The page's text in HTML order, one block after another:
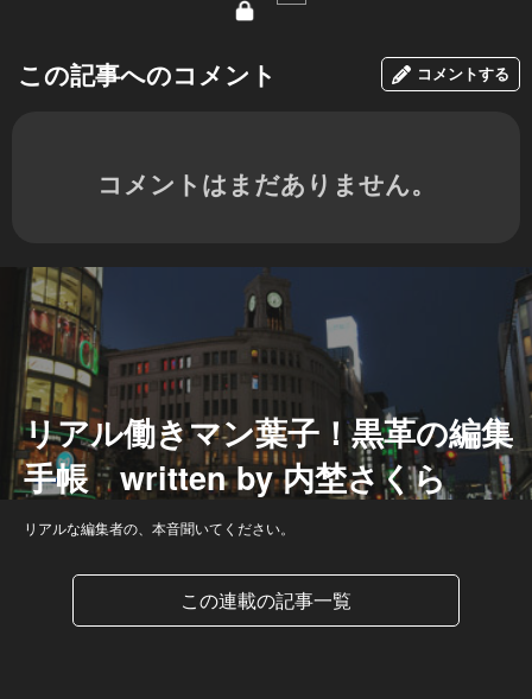
この記事へのコメント コメントする
コメントはまだありません。
リアル働きマン葉子！黒革の編集
手帳 written by 内埜さくら
リアルな編集者の、本音聞いてください。
この連載の記事一覧